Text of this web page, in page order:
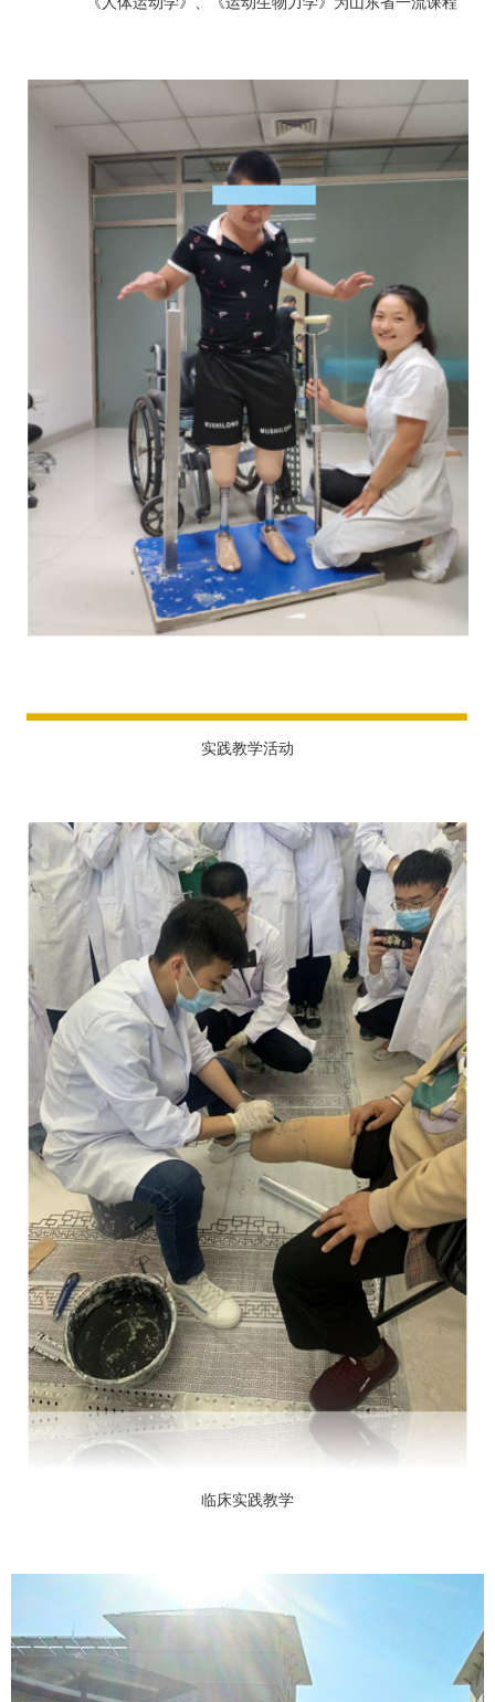
实践教学活动
临床实践教学